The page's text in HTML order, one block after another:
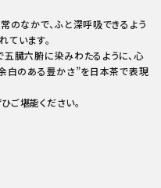
のなかで、ふと深呼吸できるよう
ています。
五臓六腑に染みわたるように、心
白のある豊かさ”を日本茶で表現
ご堪能ください。